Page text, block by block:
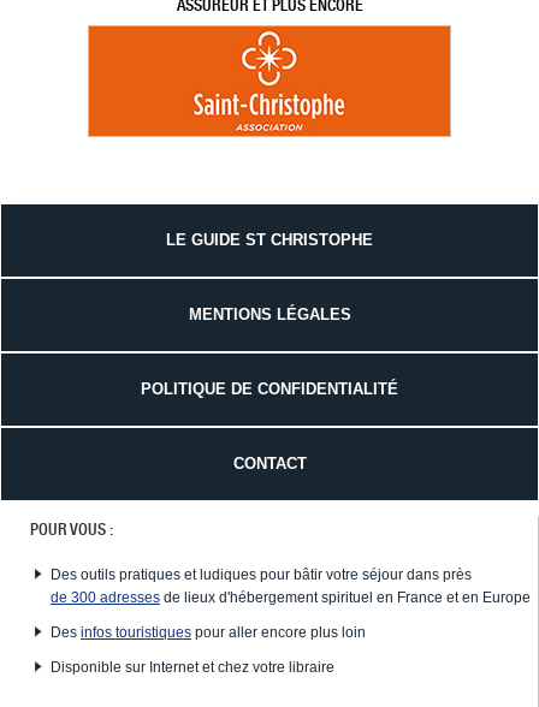
ASSUREUR ET PLUS ENCORE
LE GUIDE ST CHRISTOPHE
MENTIONS LÉGALES
POLITIQUE DE CONFIDENTIALITÉ
CONTACT
POUR VOUS :
Des outils pratiques et ludiques pour bâtir votre séjour dans près
de 300 adresses de lieux d'hébergement spirituel en France et en Europe
Des infos touristiques pour aller encore plus loin
Disponible sur Internet et chez votre libraire